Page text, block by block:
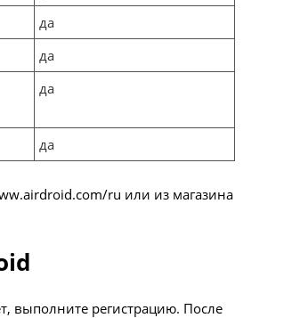
да
да
да
да
ru или из магазина
выполните регистрацию. После